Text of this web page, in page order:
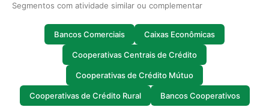
Segmentos com atividade similar ou complementar
Bancos Comerciais Caixas Econômicas
Cooperativas Centrais de Crédito
Cooperativas de Crédito Mútuo
Cooperativas de Crédito Rural Bancos Cooperativos